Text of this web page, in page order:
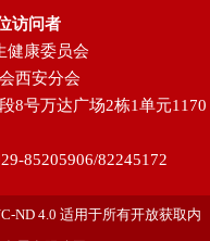
访问者
健康委员会
西安分会
8号万达广场2栋1单元1170
85205906/82245172
ND 4.0 适用于所有开放获取内